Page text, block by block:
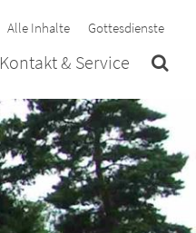
Alle Inhalte Gottesdienste
Kontakt & Service